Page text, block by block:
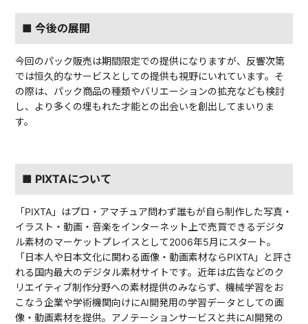
■ 今後の展開
今回のパック販売は期間限定での提供になりますが、反響次第
では恒久的なサービスとしての提供も視野にいれています。そ
の際は、パック商品の種類やバリエーションの拡充なども検討
し、より多くの埋もれた才能との出会いを創出してまいりま
す。
■ PIXTAについて
「PIXTA」はプロ・アマチュア問わず誰もが自ら制作した写真・
イラスト・動画・音楽をインターネット上で売買できるデジタ
ル素材のマーケットプレイスとして2006年5月にスタート。
「日本人や日本文化に関わる画像・動画素材ならPIXTA」と評さ
れる国内最大のデジタル素材サイトです。近年は広告などのク
リエイティブ制作分野への素材提供のみならず、機械学習をお
こなう企業や学術機関向けにAI開発用の学習データとしての画
像・動画素材を提供。アノテーションサービスと共にAI開発の